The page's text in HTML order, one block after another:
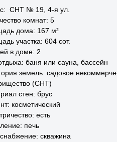
СНТ № 19, 4-я ул.
комнат: 5
дома: 167 м²
участка: 604 сот.
в доме: 2
баня или сауна, бассейн
земель: садовое
(СНТ)
стен: брус
косметический
есть
печь
скважина